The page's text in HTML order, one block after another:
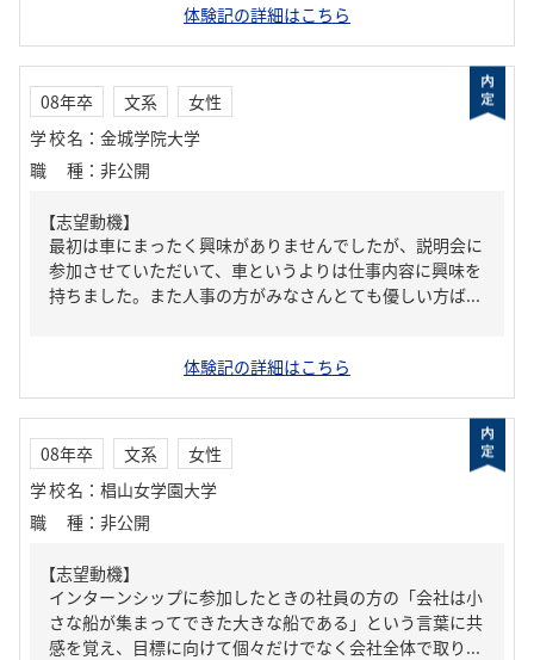
体験記の詳細はこちら
08年卒 文系
女性
学校名 ： 金城学院大学
職種 ： 非公開
【志望動機】
最初は車にまったく興味がありませんでしたが、説明会に
参加させていただいて、車というよりは仕事内容に興味を
持ちました。また人事の方がみなさんとても優しい方ば...
体験記の詳細はこちら
08年卒 文系
女性
学校名 ： 椙山女学園大学
職種 ： 非公開
【志望動機】
インターンシップに参加したときの社員の方の「会社は小
さな船が集まってできた大きな船である」という言葉に共
感を覚え、目標に向けて個々だけでなく会社全体で取り...